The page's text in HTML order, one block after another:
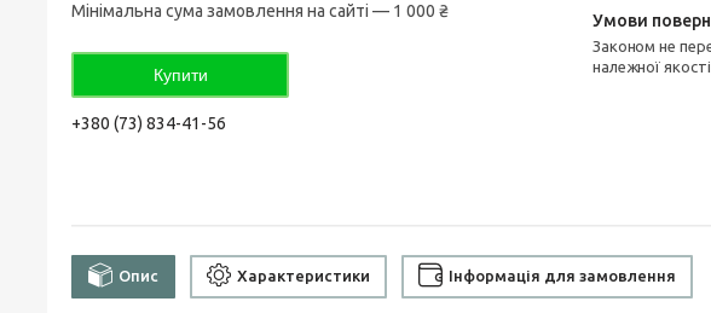
Мінімальна сума замовлення на сайті — 1 000 ₴
Купити
+380 (73) 834-41-56
Законом не передбачено повернення та обмін даного товару
належної якості
Опис Характеристики Інформація для замовлення